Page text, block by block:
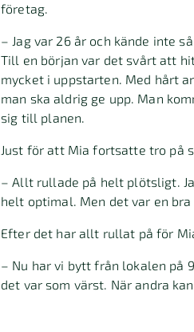
företag.
– Jag var 26 år och kände inte
Till en början var det svårt att
mycket i uppstarten. Med hårt
man ska aldrig ge upp. Man
sig till planen.
Just för att Mia fortsatte tro på
– Allt rullade på helt plötsligt.
helt optimal. Men det var en
Efter det har allt rullat på för
– Nu har vi bytt från lokalen på
det var som värst. När andra